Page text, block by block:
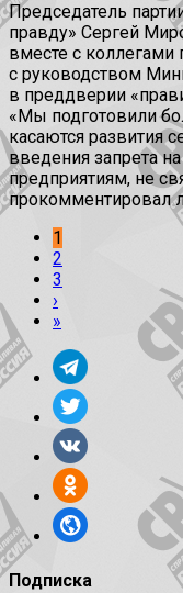
Председатель
правду» Сергей
вместе с
с руководством
в преддверии
«Мы подготовили
касаются развития
введения запрета
предприятиям, не
прокомментировал
1
2
3
›
»
Подписка